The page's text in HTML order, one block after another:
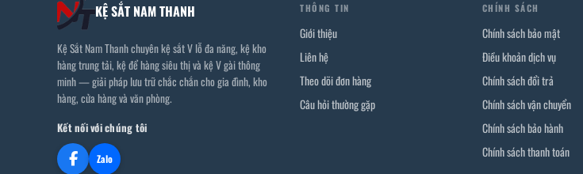
KỆ SẮT NAM THANH
Kệ Sắt Nam Thanh chuyên kệ sắt V lỗ đa năng, kệ kho
hàng trung tải, kệ để hàng siêu thị và kệ V gài thông
minh — giải pháp lưu trữ chắc chắn cho gia đình, kho
hàng, cửa hàng và văn phòng.
Kết nối với chúng tôi
Zalo
THÔNG TIN
Giới thiệu
Liên hệ
Theo dõi đơn hàng
Câu hỏi thường gặp
CHÍNH SÁCH
Chính sách bảo mật
Điều khoản dịch vụ
Chính sách đổi trả
Chính sách vận chuyển
Chính sách bảo hành
Chính sách thanh toán